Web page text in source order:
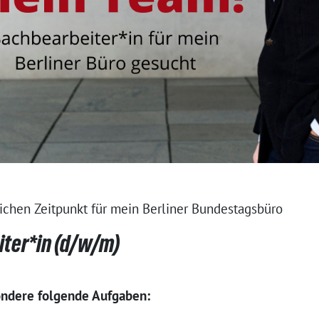
Zeitpunkt für mein Berliner Bundestagsbüro
(d/w/m)
folgende Aufgaben: